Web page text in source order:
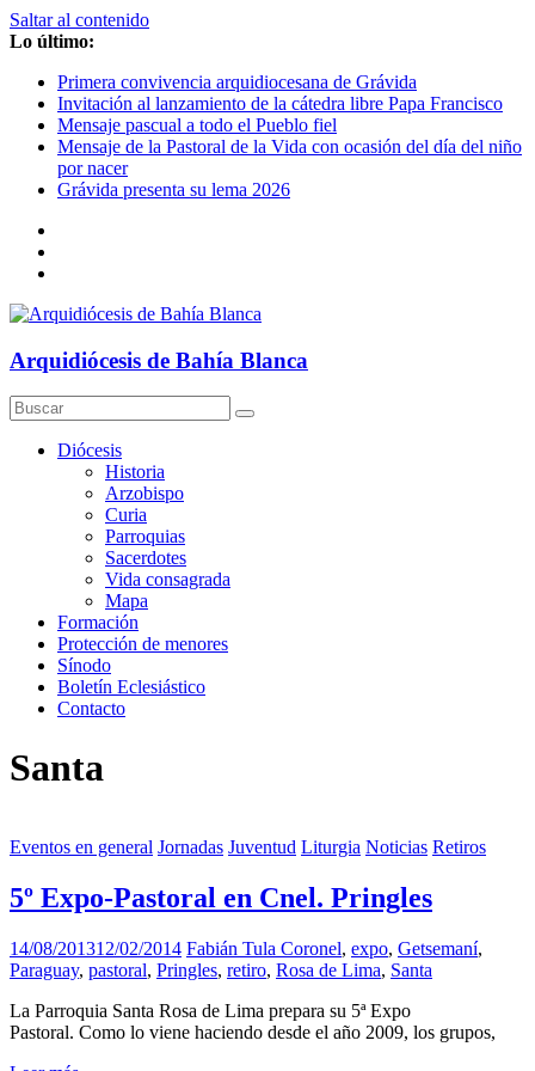
Saltar al contenido
Lo último:
Primera convivencia arquidiocesana de Grávida
Invitación al lanzamiento de la cátedra libre Papa Francisco
Mensaje pascual a todo el Pueblo fiel
Mensaje de la Pastoral de la Vida con ocasión del día del niño
por nacer
Grávida presenta su lema 2026
Arquidiócesis de Bahía Blanca
Diócesis
Historia
Arzobispo
Curia
Parroquias
Sacerdotes
Vida consagrada
Mapa
Formación
Protección de menores
Sínodo
Boletín Eclesiástico
Contacto
Santa
Eventos en general Jornadas Juventud Liturgia Noticias Retiros
5º Expo-Pastoral en Cnel. Pringles
14/08/201312/02/2014 Fabián Tula Coronel, expo, Getsemaní,
Paraguay, pastoral, Pringles, retiro, Rosa de Lima, Santa
La Parroquia Santa Rosa de Lima prepara su 5ª Expo
Pastoral. Como lo viene haciendo desde el año 2009, los grupos,